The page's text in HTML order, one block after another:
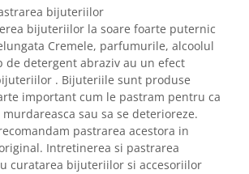
bijuteriilor
bijuteriilor la soare foarte puternic
Cremele, parfumurile, alcoolul
de detergent abraziv au un efect
. Bijuteriile sunt produse
important cum le pastram pentru ca
sau sa se deterioreze.
pastrarea acestora in
Intretinerea si pastrarea
curatarea bijuteriilor si accesoriilor